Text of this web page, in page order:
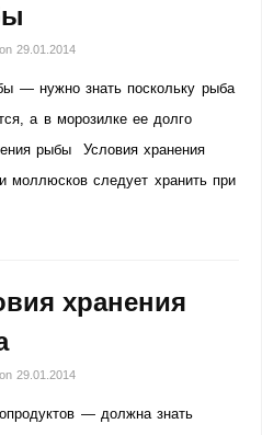
on 29.01.2014
— нужно знать поскольку рыба
а в морозилке ее долго
рыбы Условия хранения
следует хранить при
хранения
on 29.01.2014
— должна знать